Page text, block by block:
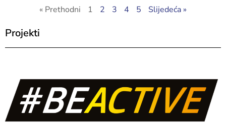
« Prethodni 1 2 3 4 5 Slijedeća »
Projekti